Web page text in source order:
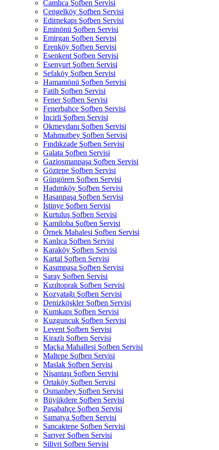
Çamlıca Şofben Servisi
Çengelköy Şofben Servisi
Edirnekapı Şofben Servisi
Eminönü Şofben Servisi
Emirgan Şofben Servisi
Erenköy Şofben Servisi
Esenkent Şofben Servisi
Esenyurt Şofben Servisi
Sefaköy Şofben Servisi
Hamamönü Şofben Servisi
Fatih Şofben Servisi
Fener Şofben Servisi
Fenerbahçe Şofben Servisi
İncirli Şofben Servisi
Okmeydanı Şofben Servisi
Mahmutbey Şofben Servisi
Fındıkzade Şofben Servisi
Galata Şofben Servisi
Gaziosmanpaşa Şofben Servisi
Göztepe Şofben Servisi
Güngören Şofben Servisi
Hadımköy Şofben Servisi
Hasanpaşa Şofben Servisi
İstinye Şofben Servisi
Kurtuluş Şofben Servisi
Kamiloba Şofben Servisi
Örnek Mahalesi Şofben Servisi
Kanlıca Şofben Servisi
Karaköy Şofben Servisi
Kartal Şofben Servisi
Kasımpaşa Şofben Servisi
Saray Şofben Servisi
Kızıltoprak Şofben Servisi
Kozyatağı Şofben Servisi
Denizköşkler Şofben Servisi
Kumkapı Şofben Servisi
Kuzguncuk Şofben Servisi
Levent Şofben Servisi
Kirazlı Şofben Servisi
Maçka Mahallesi Şofben Servisi
Maltepe Şofben Servisi
Maslak Şofben Servisi
Nişantaşı Şofben Servisi
Ortaköy Şofben Servisi
Osmanbey Şofben Servisi
Büyükdere Şofben Servisi
Paşabahçe Şofben Servisi
Samatya Şofben Servisi
Sancaktepe Şofben Servisi
Sarıyer Şofben Servisi
Silivri Şofben Servisi